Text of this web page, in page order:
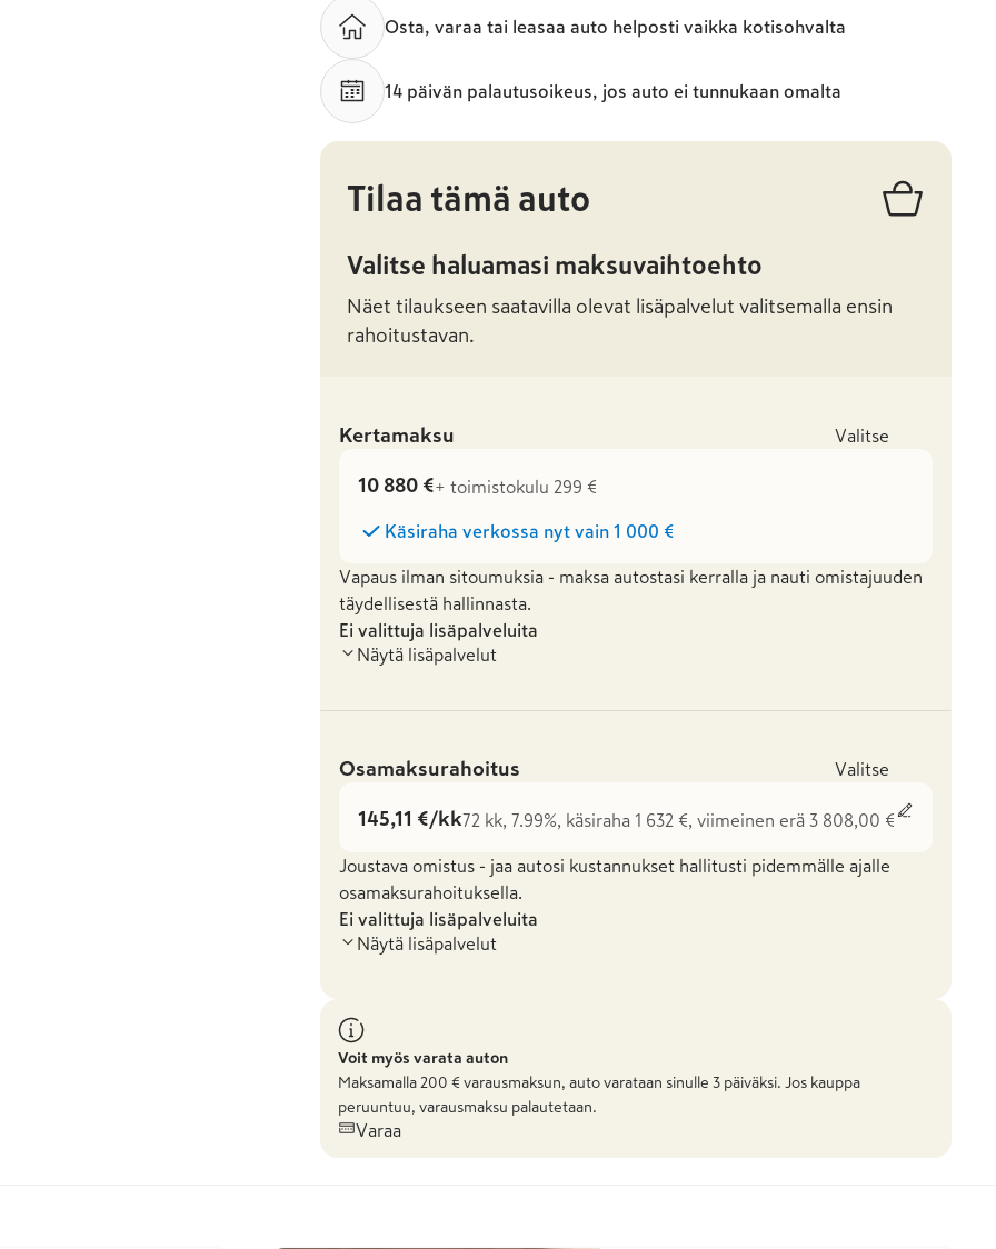
Osta, varaa tai leasaa auto helposti vaikka kotisohvalta
14 päivän palautusoikeus, jos auto ei tunnukaan omalta
Tilaa tämä auto
Valitse haluamasi maksuvaihtoehto
Näet tilaukseen saatavilla olevat lisäpalvelut valitsemalla ensin
rahoitustavan.
Kertamaksu Valitse
10 880 €+ toimistokulu 299 €
Käsiraha verkossa nyt vain 1 000 €
Vapaus ilman sitoumuksia - maksa autostasi kerralla ja nauti omistajuuden
täydellisestä hallinnasta.
Ei valittuja lisäpalveluita
Näytä lisäpalvelut
Osamaksurahoitus Valitse
145,11 €/kk72 kk, 7.99%, käsiraha 1 632 €, viimeinen erä 3 808,00 €
Joustava omistus - jaa autosi kustannukset hallitusti pidemmälle ajalle
osamaksurahoituksella.
Ei valittuja lisäpalveluita
Näytä lisäpalvelut
Voit myös varata auton
Maksamalla 200 € varausmaksun, auto varataan sinulle 3 päiväksi. Jos kauppa
peruuntuu, varausmaksu palautetaan.
Varaa